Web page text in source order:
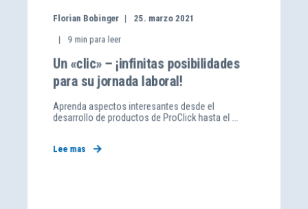
Florian Bobinger 25. marzo 2021
9 min para leer
Un «clic» – ¡infinitas posibilidades
para su jornada laboral!
Aprenda aspectos interesantes desde el
desarrollo de productos de ProClick hasta el ...
Lee mas